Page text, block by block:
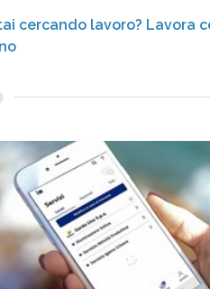
cercando lavoro? Lavora